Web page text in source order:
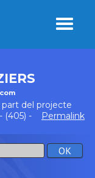
part del projecte
(405) -
Permalink